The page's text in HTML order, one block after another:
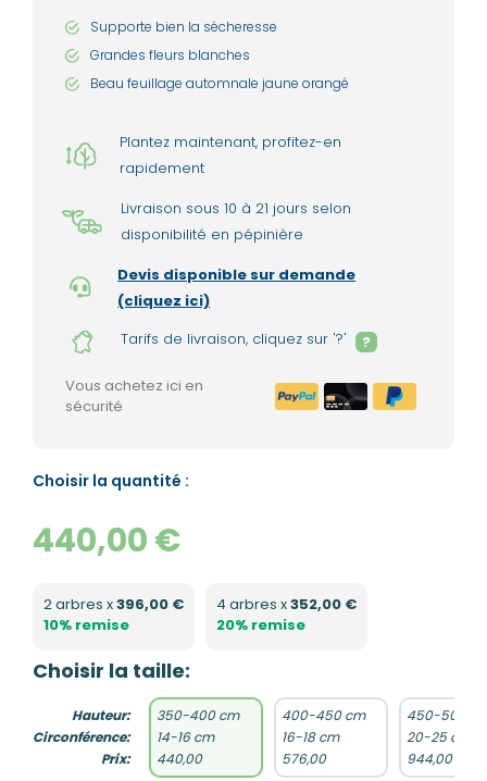
Supporte bien la sécheresse
Grandes fleurs blanches
Beau feuillage automnale jaune orangé
Plantez maintenant, profitez-en
rapidement
Livraison sous 10 à 21 jours selon
disponibilité en pépinière
Devis disponible sur demande
(cliquez ici)
Tarifs de livraison, cliquez sur '?'
?
Vous achetez ici en
sécurité
Choisir la quantité :
440,00 €
2 arbres x396,00 €
10% remise
4 arbres x352,00 €
20% remise
Choisir la taille:
Hauteur:
Circonférence:
Prix:
350-400 cm
14-16 cm
440,00
400-450 cm
16-18 cm
576,00
450-500
20-25 cm
944,00